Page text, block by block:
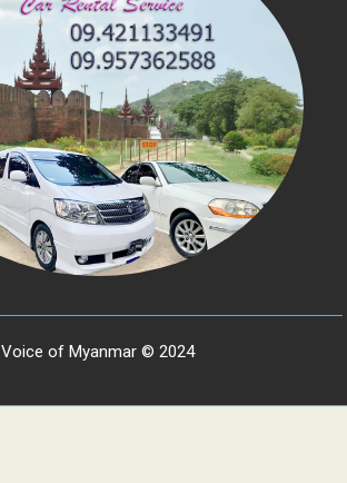
Voice of Myanmar © 2024